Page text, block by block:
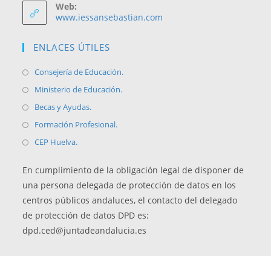
Web:
www.iessansebastian.com
ENLACES ÚTILES
Consejería de Educación.Se
Ministerio de Educación.Se
pestaña
Becas y Ayudas.Se
abre
nueva
pestaña
Formación Profesional.Se
una
nueva
pestaña
CEP Huelva.Se
en
una
nueva
pestaña
En cumplimiento de la obligación legal de disponer de
una persona delegada de protección de datos en los
centros públicos andaluces, el contacto del delegado
de protección de datos DPD es:
dpd.ced@juntadeandalucia.es